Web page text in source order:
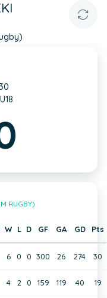
RUGBY)
W L D GF GA GD Pts
6 0 0 300 26 274 30
4 2 0 159 119 40 19